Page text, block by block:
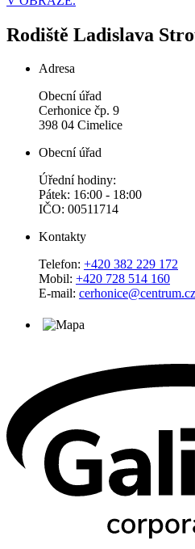
Rodiště Ladislava
Adresa
Obecní úřad
Cerhonice čp. 9
398 04 Cimelice
Obecní úřad
Úřední hodiny:
Pátek: 16:00 - 18:00
IČO: 00511714
Kontakty
Telefon: +420 382 229 172
Mobil: +420 728 514 160
E-mail: cerhonice@centrum.cz